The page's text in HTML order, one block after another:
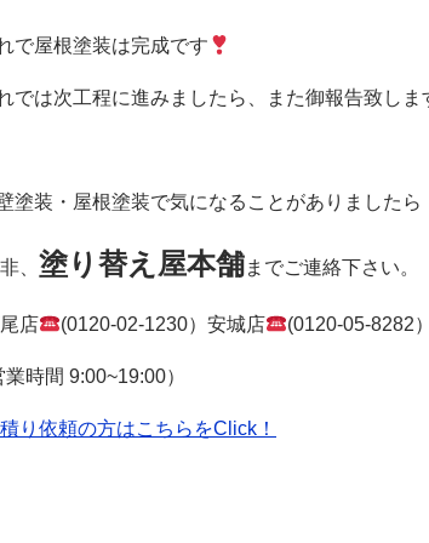
で屋根塗装は完成です
では次工程に進みましたら、また御報告致しま
塗装・屋根塗装で気になることがありましたら
、 塗り替え屋本舗までご連絡下さい。
店 (0120-02-1230）安城店 (0120-05-8282）
業時間 9:00~19:00）
り依頼の方はこちらをClick！